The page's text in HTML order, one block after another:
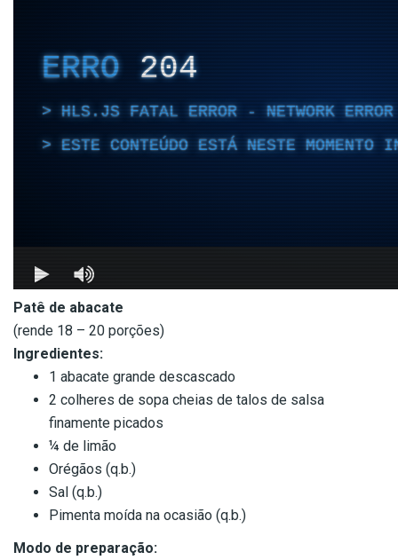
Patê de abacate
(rende 18 – 20 porções)
Ingredientes:
1 abacate grande descascado
2 colheres de sopa cheias de talos de salsa
finamente picados
¼ de limão
Orégãos (q.b.)
Sal (q.b.)
Pimenta moída na ocasião (q.b.)
Modo de preparação: